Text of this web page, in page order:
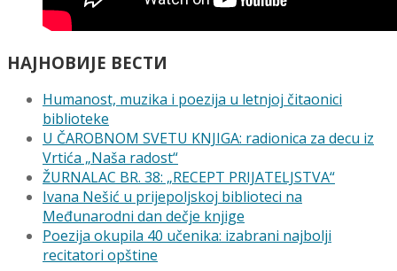
НАЈНОВИЈЕ ВЕСТИ
Humanost, muzika i poezija u letnjoj čitaonici
biblioteke
U ČAROBNOM SVETU KNЈIGA: radionica za decu iz
Vrtića „Naša radost“
ŽURNALAC BR. 38: „RECEPT PRIJATELЈSTVA“
Ivana Nešić u prijepolјskoj biblioteci na
Međunarodni dan dečje knjige
Poezija okupila 40 učenika: izabrani najbolјi
recitatori opštine